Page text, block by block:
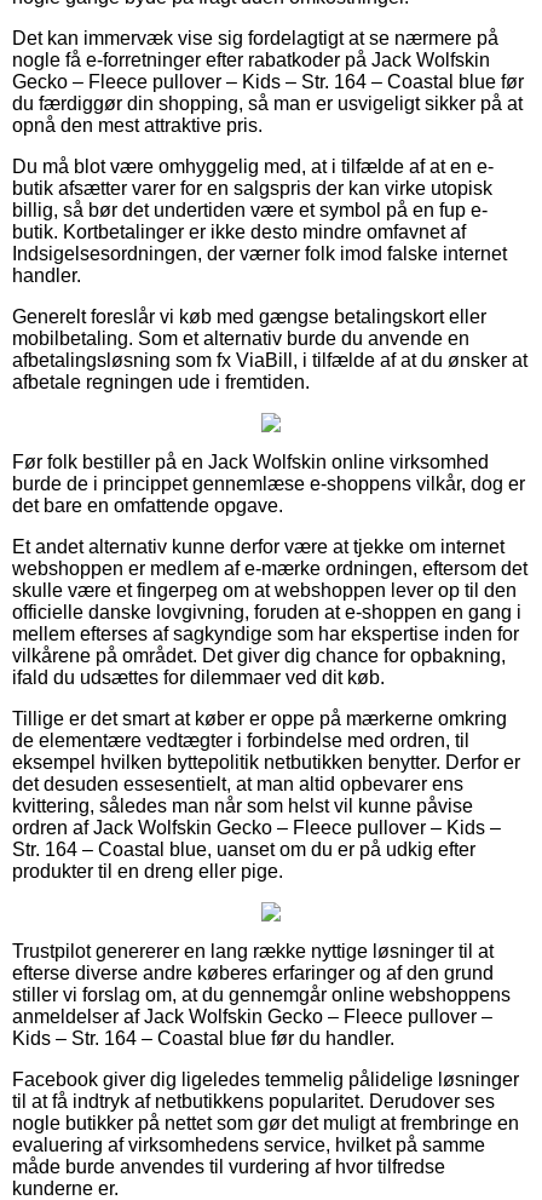
Det kan immervæk vise sig fordelagtigt at se nærmere på
nogle få e-forretninger efter rabatkoder på Jack Wolfskin
Gecko – Fleece pullover – Kids – Str. 164 – Coastal blue før
du færdiggør din shopping, så man er usvigeligt sikker på at
opnå den mest attraktive pris.
Du må blot være omhyggelig med, at i tilfælde af at en e-
butik afsætter varer for en salgspris der kan virke utopisk
billig, så bør det undertiden være et symbol på en fup e-
butik. Kortbetalinger er ikke desto mindre omfavnet af
Indsigelsesordningen, der værner folk imod falske internet
handler.
Generelt foreslår vi køb med gængse betalingskort eller
mobilbetaling. Som et alternativ burde du anvende en
afbetalingsløsning som fx ViaBill, i tilfælde af at du ønsker at
afbetale regningen ude i fremtiden.
Før folk bestiller på en Jack Wolfskin online virksomhed
burde de i princippet gennemlæse e-shoppens vilkår, dog er
det bare en omfattende opgave.
Et andet alternativ kunne derfor være at tjekke om internet
webshoppen er medlem af e-mærke ordningen, eftersom det
skulle være et fingerpeg om at webshoppen lever op til den
officielle danske lovgivning, foruden at e-shoppen en gang i
mellem efterses af sagkyndige som har ekspertise inden for
vilkårene på området. Det giver dig chance for opbakning,
ifald du udsættes for dilemmaer ved dit køb.
Tillige er det smart at køber er oppe på mærkerne omkring
de elementære vedtægter i forbindelse med ordren, til
eksempel hvilken byttepolitik netbutikken benytter. Derfor er
det desuden essesentielt, at man altid opbevarer ens
kvittering, således man når som helst vil kunne påvise
ordren af Jack Wolfskin Gecko – Fleece pullover – Kids –
Str. 164 – Coastal blue, uanset om du er på udkig efter
produkter til en dreng eller pige.
Trustpilot genererer en lang række nyttige løsninger til at
efterse diverse andre køberes erfaringer og af den grund
stiller vi forslag om, at du gennemgår online webshoppens
anmeldelser af Jack Wolfskin Gecko – Fleece pullover –
Kids – Str. 164 – Coastal blue før du handler.
Facebook giver dig ligeledes temmelig pålidelige løsninger
til at få indtryk af netbutikkens popularitet. Derudover ses
nogle butikker på nettet som gør det muligt at frembringe en
evaluering af virksomhedens service, hvilket på samme
måde burde anvendes til vurdering af hvor tilfredse
kunderne er.